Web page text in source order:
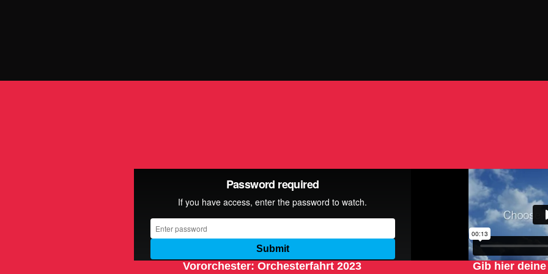
Vororchester: Orchesterfahrt 2023 Gib hier